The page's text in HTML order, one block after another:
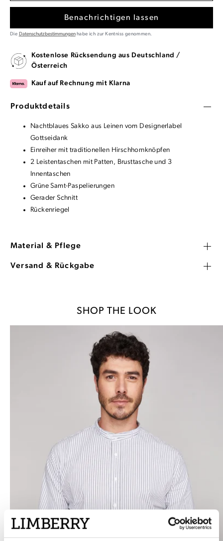
Benachrichtigen lassen
Die Datenschutzbestimmungenhabe ich zur Kentniss genommen.
Kostenlose Rücksendung aus Deutschland /
Österreich
Kauf auf Rechnung mit Klarna
Produktdetails
Nachtblaues Sakko aus Leinen vom Designerlabel
Gottseidank
Einreiher mit traditionellen Hirschhornknöpfen
2 Leistentaschen mit Patten, Brusttasche und 3
Innentaschen
Grüne Samt-Paspelierungen
Gerader Schnitt
Rückenriegel
Material & Pflege
Versand & Rückgabe
SHOP THE LOOK